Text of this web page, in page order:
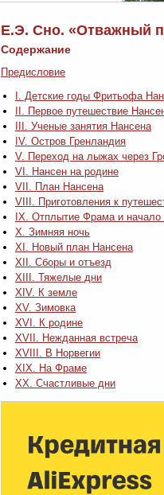
Е.Э. Сно. «Отважный
Содержание
Предисловие
I. Детские годы Фритьофа
II. Первое путешествие
III. Ученые занятия Нансена
IV. Остров Гренландия
V. Переход на лыжах через
VI. Нансен на родине
VII. План Нансена
VIII. Приготовления к
IX. Отплытие Фрама и начало
X. Зимняя ночь
XI. Новый план Нансена
XII. Сборы и отъезд
XIII. Тяжелые дни
XIV. К земле
XV. Зимовка
XVI. К родине
XVII. Нежданная встреча
XVIII. В Норвегии
XIX. На Фраме
XX. Счастливые дни